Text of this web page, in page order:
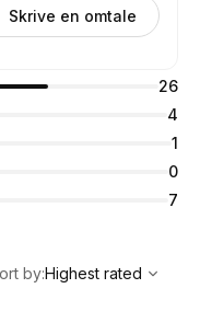
Skrive en omtale
26
4
1
0
7
rated
by:Highest rated